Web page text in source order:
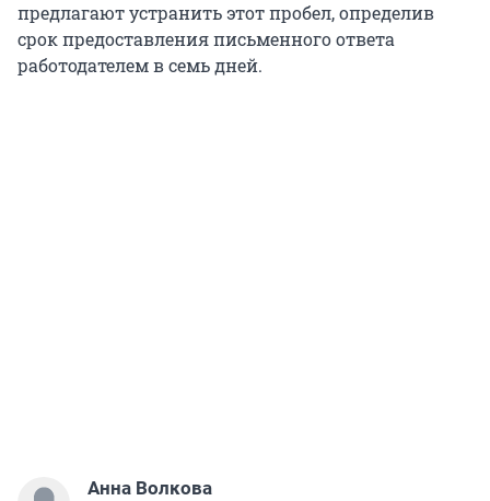
предлагают устранить этот пробел, определив
срок предоставления письменного ответа
работодателем в семь дней.
Анна Волкова